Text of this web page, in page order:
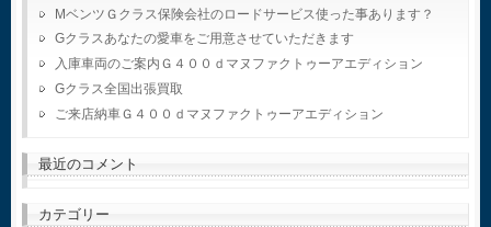
MベンツＧクラス保険会社のロードサービス使った事あります？
Gクラスあなたの愛車をご用意させていただきます
入庫車両のご案内Ｇ４００ｄマヌファクトゥーアエディション
Gクラス全国出張買取
ご来店納車Ｇ４００ｄマヌファクトゥーアエディション
最近のコメント
カテゴリー